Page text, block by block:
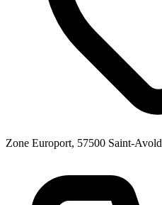
Zone Europort, 57500 Saint-Avold